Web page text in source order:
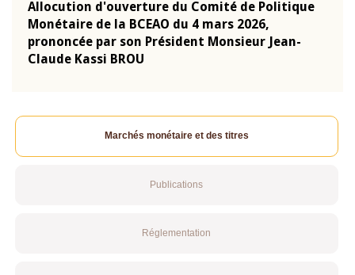
Allocution d'ouverture du Comité de Politique
Monétaire de la BCEAO du 4 mars 2026,
prononcée par son Président Monsieur Jean-
Claude Kassi BROU
Marchés monétaire et des titres
Publications
Réglementation